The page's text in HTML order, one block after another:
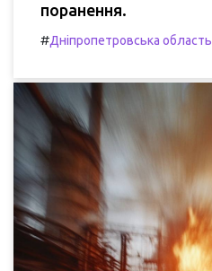
поранення.
#Дніпропетровська область